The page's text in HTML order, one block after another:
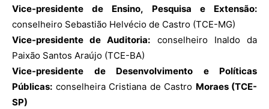
Vice-presidente de Ensino, Pesquisa e Extensão:
conselheiro Sebastião Helvécio de Castro (TCE-MG)
Vice-presidente de Auditoria: conselheiro Inaldo da
Paixão Santos Araújo (TCE-BA)
Vice-presidente de Desenvolvimento e Políticas
Públicas: conselheira Cristiana de Castro Moraes (TCE-
SP)